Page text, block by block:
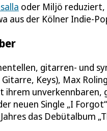
oder Miljö reduziert,
aus der Kölner Indie-
gitarren- und
Keys), Max
ihrem
neuen Single „I
das Debütalbum